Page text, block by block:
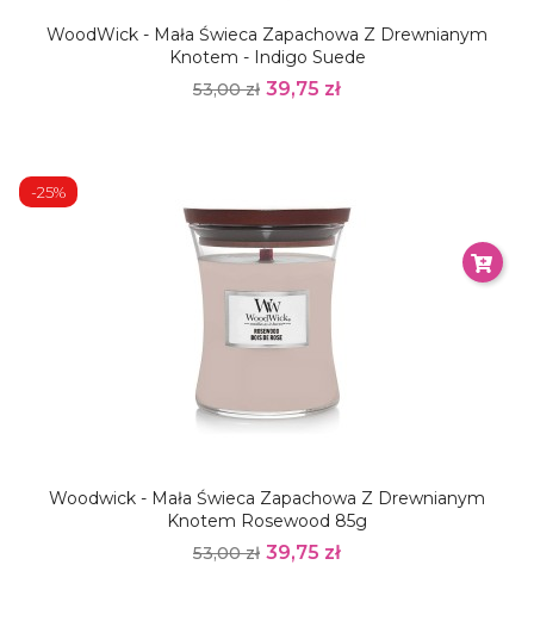
WoodWick - Mała Świeca Zapachowa Z Drewnianym
Knotem - Indigo Suede
53,00 zł 39,75 zł
Woodwick - Mała Świeca Zapachowa Z Drewnianym
Knotem Rosewood 85g
53,00 zł 39,75 zł
-25%